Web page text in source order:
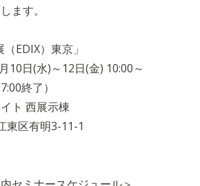
ます。
EDIX）東京」
10日(水)～12日(金) 10:00～
終了）
ト 西展示棟
東区有明3-11-1